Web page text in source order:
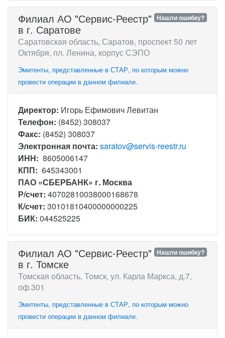
Нашли ошибку?
Филиал АО "Сервис-Рееcтр"
в г. Саратове
Саратовская область, Саратов, проспект 50 лет
Октября, пл. Ленина, корпус СЭПО
Эмитенты, представленные в СТАР, по которым можно
провести операции в данном филиале.
Директор: Игорь Ефимович Левитан
Телефон: (8452) 308037
Факс: (8452) 308037
Электронная почта: saratov@servis-reestr.ru
ИНН: 8605006147
КПП: 645343001
ПАО «СБЕРБАНК» г. Москва
Р/счет: 40702810038000168678
К/счет: 30101810400000000225
БИК: 044525225
Нашли ошибку?
Филиал АО "Сервис-Реестр"
в г. Томске
Томская область, Томск, ул. Карла Маркса, д.7,
оф.301
Эмитенты, представленные в СТАР, по которым можно
провести операции в данном филиале.